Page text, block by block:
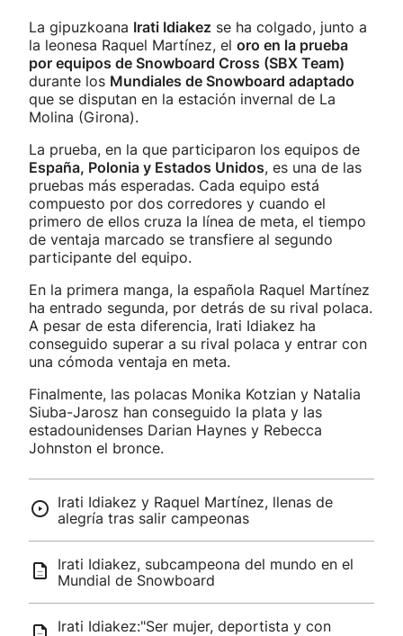
La gipuzkoana Irati Idiakez se ha colgado, junto a
la leonesa Raquel Martínez, el oro en la prueba
por equipos de Snowboard Cross (SBX Team)
durante los Mundiales de Snowboard adaptado
que se disputan en la estación invernal de La
Molina (Girona).
La prueba, en la que participaron los equipos de
España, Polonia y Estados Unidos, es una de las
pruebas más esperadas. Cada equipo está
compuesto por dos corredores y cuando el
primero de ellos cruza la línea de meta, el tiempo
de ventaja marcado se transfiere al segundo
participante del equipo.
En la primera manga, la española Raquel Martínez
ha entrado segunda, por detrás de su rival polaca.
A pesar de esta diferencia, Irati Idiakez ha
conseguido superar a su rival polaca y entrar con
una cómoda ventaja en meta.
Finalmente, las polacas Monika Kotzian y Natalia
Siuba-Jarosz han conseguido la plata y las
estadounidenses Darian Haynes y Rebecca
Johnston el bronce.
Irati Idiakez y Raquel Martínez, llenas de
alegría tras salir campeonas
Irati Idiakez, subcampeona del mundo en el
Mundial de Snowboard
Irati Idiakez:"Ser mujer, deportista y con